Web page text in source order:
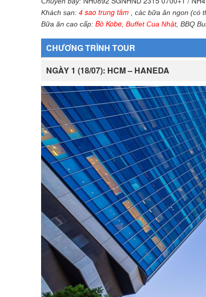
Khách sạn: 4 sao trung tâm , các bữa ăn ngon (có
Bữa ăn cao cấp: Bò Kobe Buffet Cua Nhật, BBQ
CHƯƠNG TRÌNH TOUR
NGÀY 1 (18/07): HCM – HANEDA